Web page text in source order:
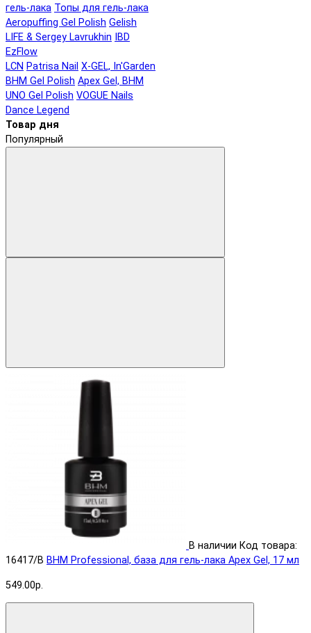
гель-лака Топы для гель-лака
Aeropuffing Gel Polish Gelish
LIFE & Sergey Lavrukhin
IBD
EzFlow
LCN Patrisa Nail X-GEL, In'Garden
BHM Gel Polish Apex Gel, BHM
UNO Gel Polish VOGUE Nails
Dance Legend
Товар дня
Популярный
В наличии Код товара:
16417/B BHM Professional, база для гель-лака Apex Gel, 17 мл
549.00р.